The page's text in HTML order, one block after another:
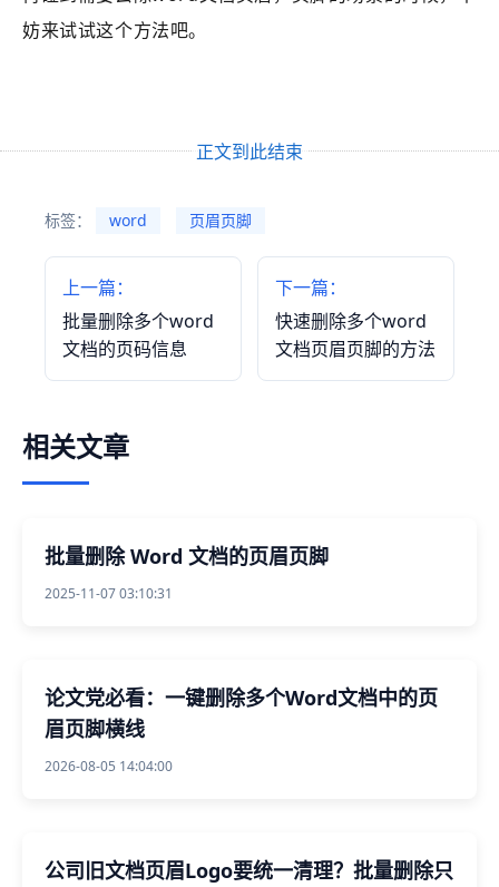
妨来试试这个方法吧。
正文到此结束
标签： word 页眉页脚
上一篇：
批量删除多个word
文档的页码信息
下一篇：
快速删除多个word
文档页眉页脚的方法
相关文章
批量删除 Word 文档的页眉页脚
2025-11-07 03:10:31
论文党必看：一键删除多个Word文档中的页
眉页脚横线
2026-08-05 14:04:00
公司旧文档页眉Logo要统一清理？批量删除只